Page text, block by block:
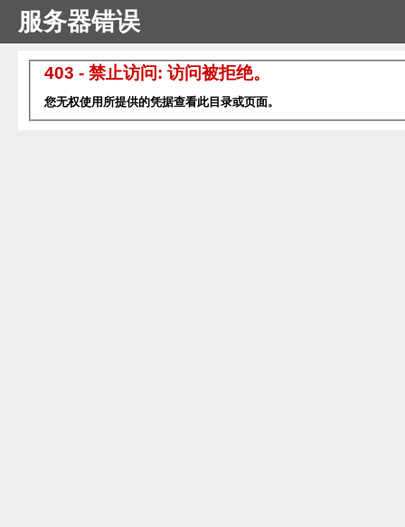
服务器错误
403 - 禁止访问: 访问被拒绝。
您无权使用所提供的凭据查看此目录或页面。